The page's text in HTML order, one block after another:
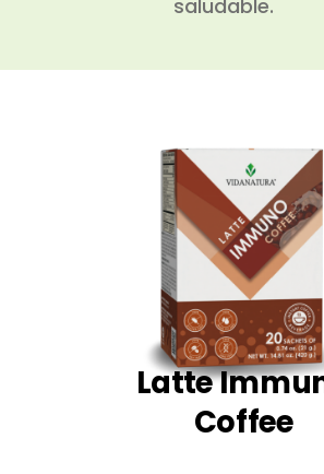
saludable.
Latte
Coffee